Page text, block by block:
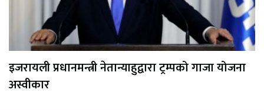
इजरायली प्रधानमन्त्री नेतान्याहुद्वारा ट्रम्पको गाजा योजना
अस्वीकार